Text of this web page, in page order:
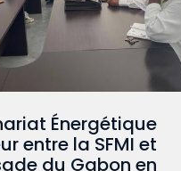
Énergétique
entre la SFMI et
du Gabon en